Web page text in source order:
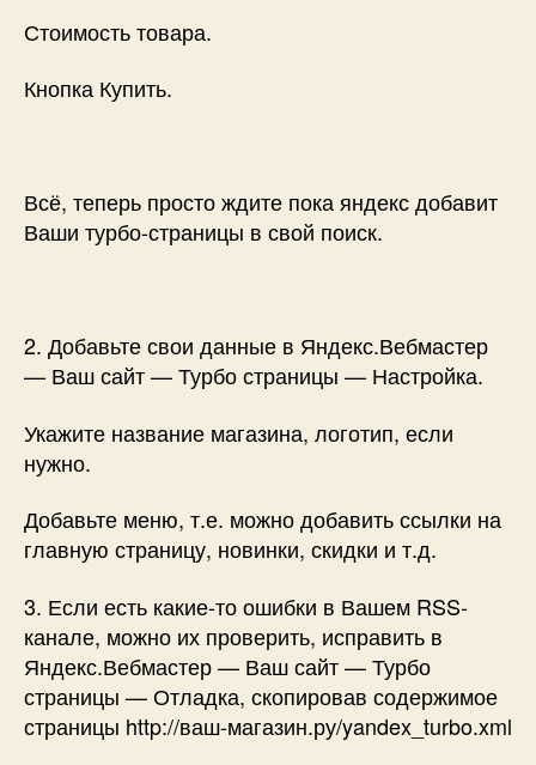
Стоимость товара.
Кнопка Купить.
Всё, теперь просто ждите пока яндекс добавит
Ваши турбо-страницы в свой поиск.
2. Добавьте свои данные в Яндекс.Вебмастер
— Ваш сайт — Турбо страницы — Настройка.
Укажите название магазина, логотип, если
нужно.
Добавьте меню, т.е. можно добавить ссылки на
главную страницу, новинки, скидки и т.д.
3. Если есть какие-то ошибки в Вашем RSS-
канале, можно их проверить, исправить в
Яндекс.Вебмастер — Ваш сайт — Турбо
страницы — Отладка, скопировав содержимое
страницы http://ваш-магазин.ру/yandex_turbo.xml